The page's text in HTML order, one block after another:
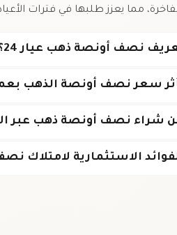
مما يعزز طلبها في فترات
نصف أونصة ذهب عيار 24؟
سعر نصف أونصة الذهب
شراء نصف أونصة ذهب عبر
الاستثمارية لامتلاك